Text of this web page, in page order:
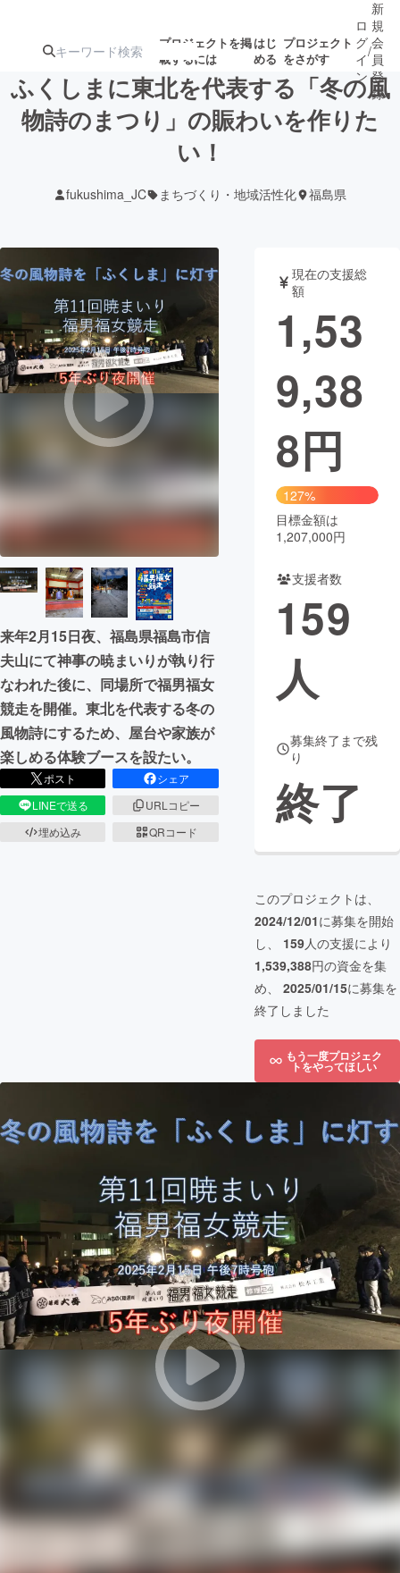
プロジェクトを掲
載するには
はじ
める
プロジェクト
をさがす
注目の新着プロ
テクノロジー・ガジェット
映像・映画 書籍・雑誌
ビジネス・起業 チャレンジ
まちづくり・地域活性化
CAMPFIRE Creation
CAMPFIREふるさと納税machi-ya コミュニティ
ロ
グ
イ
ン
/
新
規
会
員
登
録
ふくしまに東北を代表する「冬の風
物詩のまつり」の賑わいを作りた
い！
fukushima_JC まちづくり・地域活性化 福島県
来年2月15日夜、福島県福島市信
夫山にて神事の暁まいりが執り行
なわれた後に、同場所で福男福女
競走を開催。東北を代表する冬の
風物詩にするため、屋台や家族が
楽しめる体験ブースを設たい。
ポスト
シェア
LINEで送る
URLコピー
埋め込み
QRコード
現在の支援総
額
1,53
9,38
8円
127%
目標金額は
1,207,000円
支援者数
159
人
募集終了まで残
り
終了
このプロジェクトは、
2024/12/01に募集を開始
し、 159人の支援により
1,539,388円の資金を集
め、 2025/01/15に募集を
終了しました
もう一度プロジェク
トをやってほしい